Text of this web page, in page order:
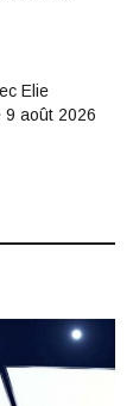
Elie
9 août 2026